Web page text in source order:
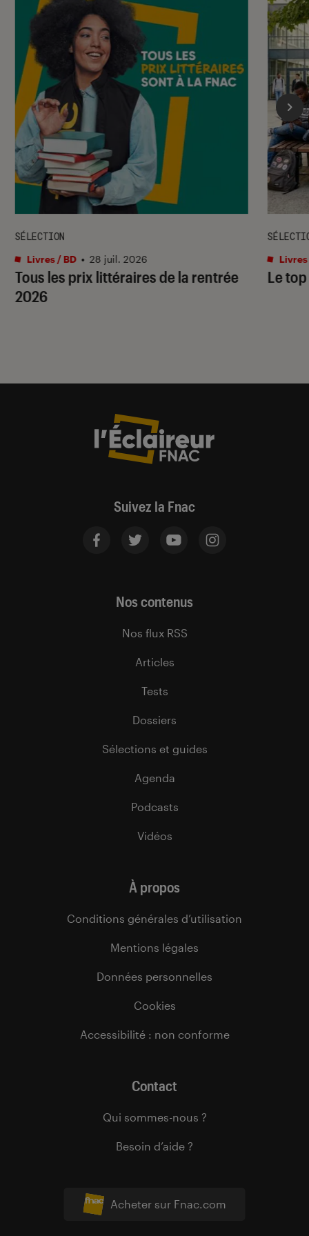
Tous les prix littéraires de la rentrée
2026
SÉLECTION
Livres / BD • 28 juil. 2026
Le
Livres
Suivez la Fnac
Acheter sur Fnac.com
Nos contenus
Nos flux RSS
Articles
Tests
Dossiers
Sélections et guides
Agenda
Podcasts
Vidéos
À propos
Conditions générales d’utilisation
Mentions légales
Données personnelles
Cookies
Accessibilité : non conforme
Contact
Qui sommes-nous ?
Besoin d’aide ?